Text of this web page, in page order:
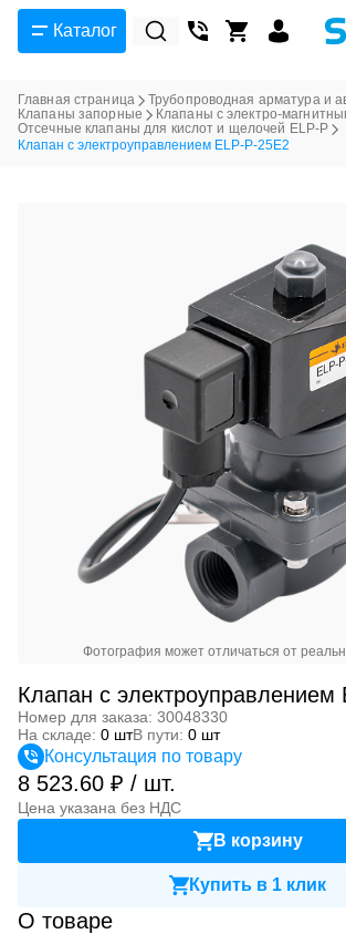
Каталог
Главная страница
Трубопроводная арматура и
Клапаны запорные
Клапаны с электро-
Отсечные клапаны для кислот и щелочей ELP-P
Клапан с электроуправлением ELP-P-25E2
Фотография может отличаться от
Клапан с электроуправлением
Номер для заказа: 30048330
На складе: 0 штВ пути: 0 шт
Консультация по товару
8 523.60 ₽ / шт.
Цена указана без НДС
В корзину
Купить в 1 клик
О товаре